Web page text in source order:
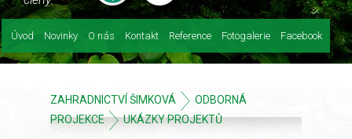
Úvod Novinky O nás Kontakt Reference Fotogalerie Facebook
ZAHRADNICTVÍ ŠIMKOVÁ
ODBORNÁ
PROJEKCE
UKÁZKY PROJEKTŮ